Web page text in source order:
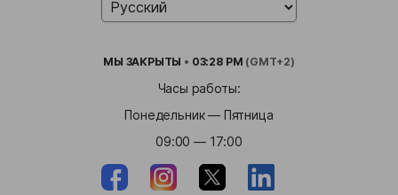
МЫ ЗАКРЫТЫ • 03:28 PM (GMT+2)
Часы работы:
Понедельник — Пятница
09:00 — 17:00